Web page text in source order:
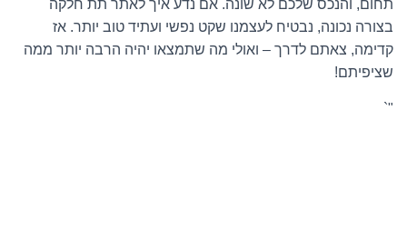
תחום, והנכס שלכם לא שונה. אם נדע איך לאתר תת חלקה
בצורה נכונה, נבטיח לעצמנו שקט נפשי ועתיד טוב יותר. אז
קדימה, צאתם לדרך – ואולי מה שתמצאו יהיה הרבה יותר ממה
שציפיתם!
"`